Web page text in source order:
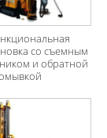
со съемным
и обратной